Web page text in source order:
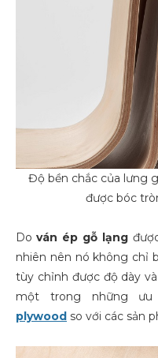
Độ bền chắc của lưng
được bóc
Do ván ép gỗ lạng
nhiên nên nó không chỉ
tùy chỉnh được độ dày
một trong những
plywood so với các sản